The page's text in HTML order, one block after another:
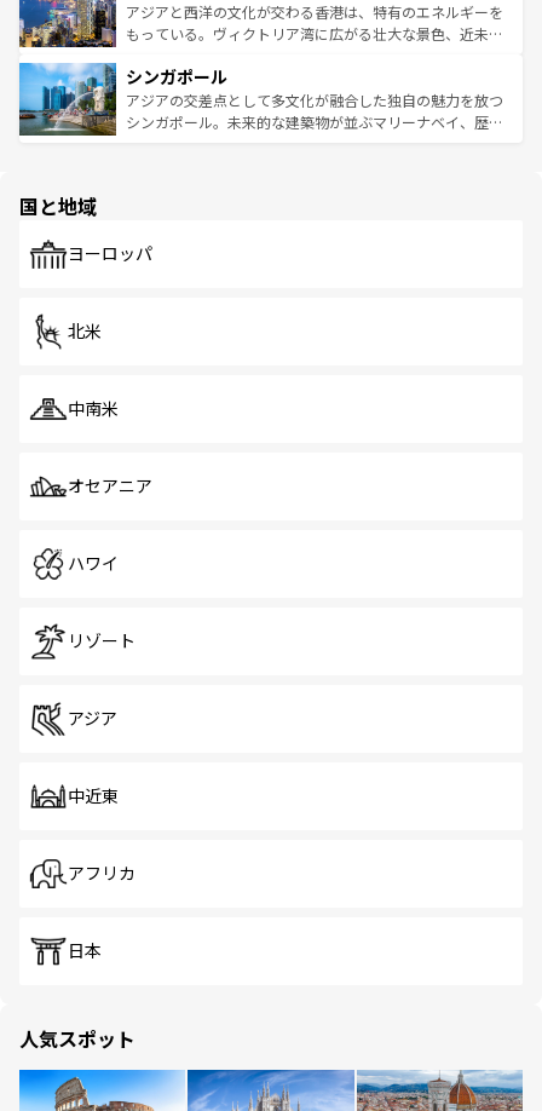
ひ現地で味わいたい。どの地域を訪れてもあたたかい人々
が旅行者を迎えてくれるので、きっと忘れられない旅にな
参照してほしい。
帯で自然と触れ合い、南部ではプーケットやクラビの美し
いビーチでリゾート気分を楽しむことができる。タイ料理
激する。気候は一年中温暖で、どの季節にも異なる楽しみ
が待っている。親しみやすいタイの人々、仏教を中心とし
た文化、そして多様な観光資源が、訪れる旅人を魅了し続
アジアと西洋の文化が交わる香港は、特有のエネルギーを
もっている。ヴィクトリア湾に広がる壮大な景色、近未来
み、どこを訪れても感動するはず。観光スポットが密集し
ており、効率よく見どころを回れるのも魅力。息をのむよ
うな絶景から文化的な体験まで、香港を存分に楽しみ尽く
シンガポール
アジアの交差点として多文化が融合した独自の魅力を放つ
シンガポール。未来的な建築物が並ぶマリーナベイ、歴史
で、ホーカーズは地元の風情を楽しめる外せないスポット
国と地域
ヨーロッパ
北米
中南米
オセアニア
ハワイ
リゾート
アジア
中近東
アフリカ
日本
人気スポット